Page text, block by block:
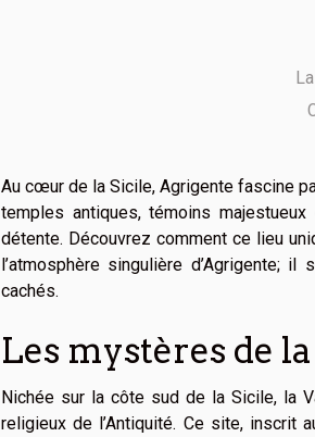
Au cœur de la Sicile, Agrigente fascine
temples antiques, témoins
détente. Découvrez comment ce lieu
l’atmosphère singulière d’Agrigente;
cachés.
Les mystères de
Nichée sur la côte sud de la Sicile, la
religieux de l’Antiquité. Ce site, inscrit